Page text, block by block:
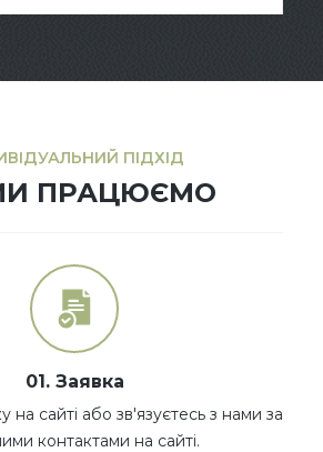
ПІДХІД
ПРАЦЮЄМО
01. Заявка
на сайті або зв'язуєтесь з нами за
контактами на сайті.